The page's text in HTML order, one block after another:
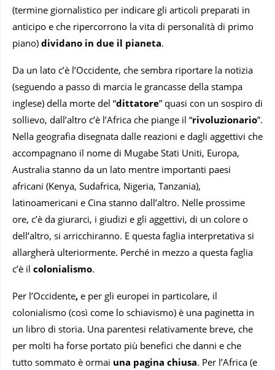
(termine giornalistico per indicare gli articoli preparati in
anticipo e che ripercorrono la vita di personalità di primo
piano) dividano in due il pianeta.
Da un lato c’è l’Occidente, che sembra riportare la notizia
(seguendo a passo di marcia le grancasse della stampa
inglese) della morte del “dittatore” quasi con un sospiro di
sollievo, dall’altro c’è l’Africa che piange il “rivoluzionario”.
Nella geografia disegnata dalle reazioni e dagli aggettivi che
accompagnano il nome di Mugabe Stati Uniti, Europa,
Australia stanno da un lato mentre importanti paesi
africani (Kenya, Sudafrica, Nigeria, Tanzania),
latinoamericani e Cina stanno dall’altro. Nelle prossime
ore, c’è da giurarci, i giudizi e gli aggettivi, di un colore o
dell’altro, si arricchiranno. E questa faglia interpretativa si
allargherà ulteriormente. Perché in mezzo a questa faglia
c’è il colonialismo.
Per l’Occidente, e per gli europei in particolare, il
colonialismo (così come lo schiavismo) è una paginetta in
un libro di storia. Una parentesi relativamente breve, che
per molti ha forse portato più benefici che danni e che
tutto sommato è ormai una pagina chiusa. Per l’Africa (e